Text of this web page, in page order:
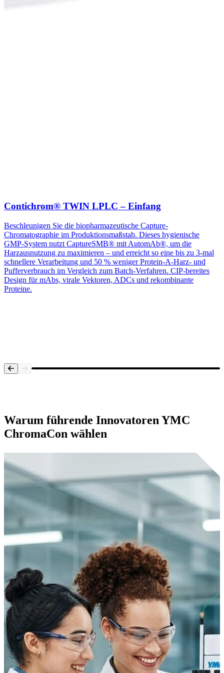
Contichrom® TWIN LPLC – Einfang
Beschleunigen Sie die biopharmazeutische Capture-
Chromatographie im Produktionsmaßstab. Dieses hygienische
GMP-System nutzt CaptureSMB® mit AutomAb®, um die
Harzausnutzung zu maximieren – und erreicht so eine bis zu 3-mal
schnellere Verarbeitung und 50 % weniger Protein-A-Harz- und
Pufferverbrauch im Vergleich zum Batch-Verfahren. CIP-bereites
Design für mAbs, virale Vektoren, ADCs und rekombinante
Proteine.
Warum führende Innovatoren YMC
ChromaCon wählen